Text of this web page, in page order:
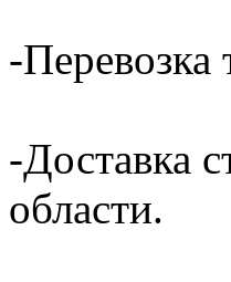
-
-Доставка
области.